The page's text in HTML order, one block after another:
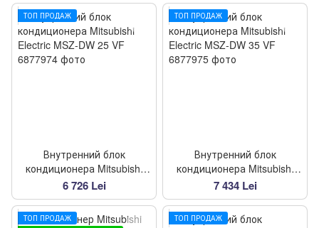
ТОП ПРОДАЖ
Внутренний блок
кондиционера Mitsubishi
Electric MSZ-DW 25 VF
6 726 Lei
ТОП ПРОДАЖ
Внутренний блок
кондиционера Mitsubishi
Electric MSZ-DW 35 VF
7 434 Lei
ТОП ПРОДАЖ
ТОП ПРОДАЖ